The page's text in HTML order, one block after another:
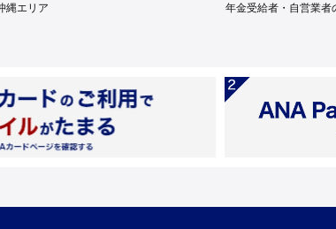
縄エリア
年金受給者・自営業者